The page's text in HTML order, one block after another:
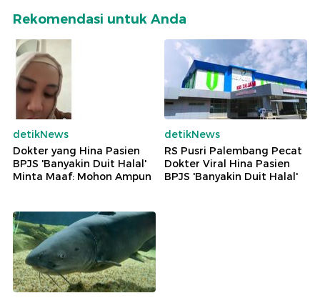
Rekomendasi untuk Anda
detikNews
Dokter yang Hina Pasien
BPJS 'Banyakin Duit Halal'
Minta Maaf: Mohon Ampun
detikNews
RS Pusri Palembang Pecat
Dokter Viral Hina Pasien
BPJS 'Banyakin Duit Halal'